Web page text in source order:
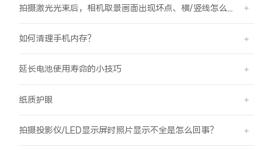
如何清理手机内存？
延长电池使用寿命的小技巧
纸质护眼
拍摄投影仪/LED显示屏时照片显示不全是怎么回事？